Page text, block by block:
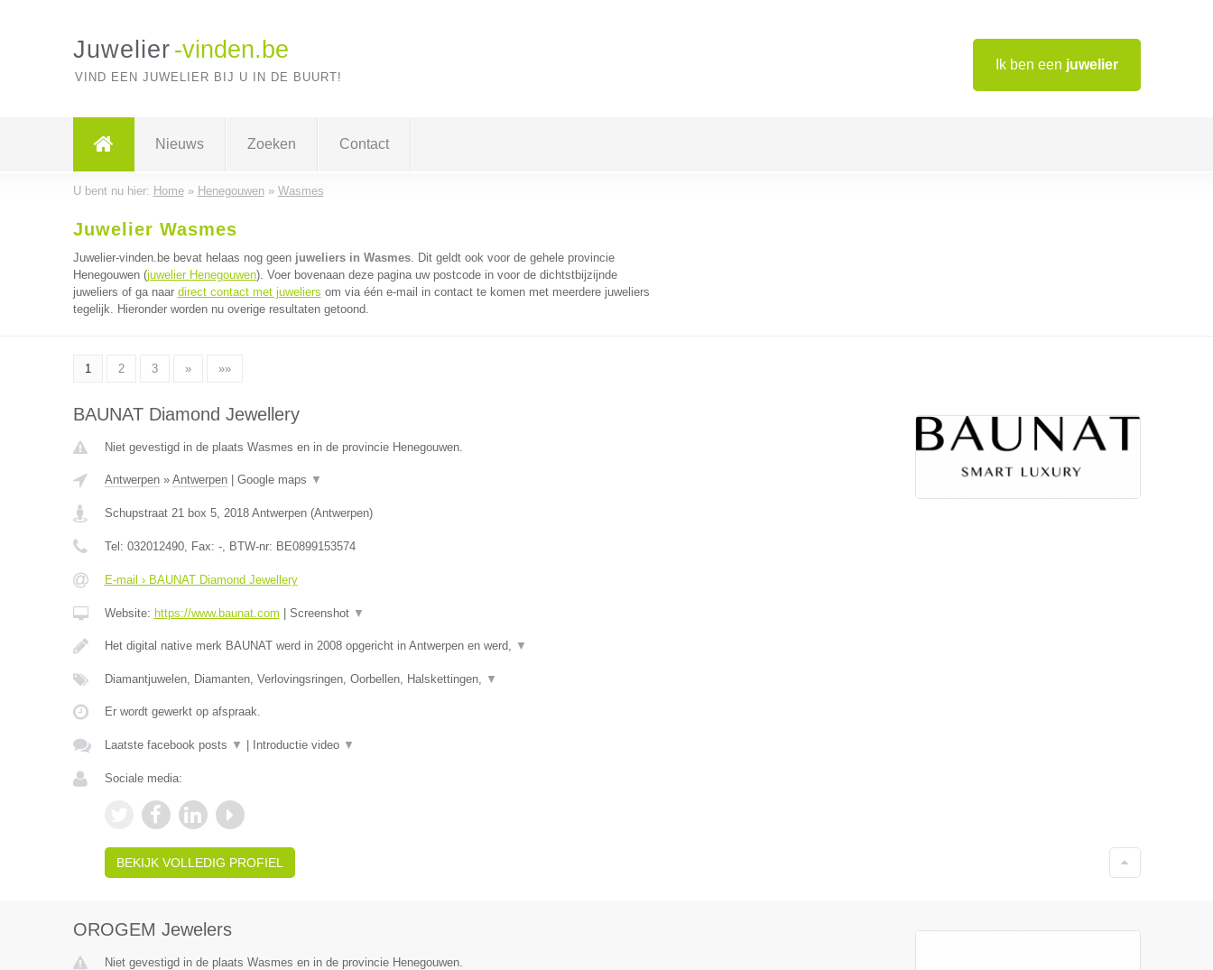
Ik ben een juwelier
Juwelier -vinden.be
VIND EEN JUWELIER BIJ U IN DE BUURT!
Nieuws Zoeken Contact
U bent nu hier: Home» Henegouwen» Wasmes
Juwelier Wasmes
Juwelier-vinden.be bevat helaas nog geen juweliers in Wasmes. Dit geldt ook voor de gehele provincie
Henegouwen (juwelier Henegouwen). Voer bovenaan deze pagina uw postcode in voor de dichtstbijzijnde
juweliers of ga naar direct contact met juweliers om via één e-mail in contact te komen met meerdere juweliers
tegelijk. Hieronder worden nu overige resultaten getoond.
1 2 3 » »»
BAUNAT Diamond Jewellery
Niet gevestigd in de plaats Wasmes en in de provincie Henegouwen.
Antwerpen» Antwerpen| Google maps ▼
Schupstraat 21 box 5, 2018 Antwerpen(Antwerpen)
Tel: 032012490, Fax: -, BTW-nr: BE0899153574
E-mail › BAUNAT Diamond Jewellery
Website: https://www.baunat.com Screenshot ▼
Het digital native merk BAUNAT werd in 2008 opgericht in Antwerpen en werd, ▼
Diamantjuwelen, Diamanten, Verlovingsringen, Oorbellen, Halskettingen, ▼
Er wordt gewerkt op afspraak.
Laatste facebook posts ▼ Introductie video ▼
Sociale media:
BEKIJK VOLLEDIG PROFIEL
OROGEM Jewelers
Niet gevestigd in de plaats Wasmes en in de provincie Henegouwen.